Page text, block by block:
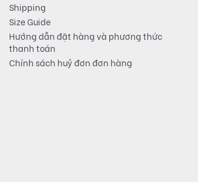
Shipping
Size Guide
Hướng dẫn đặt hàng và phương thức
thanh toán
Chính sách huỷ đơn đơn hàng